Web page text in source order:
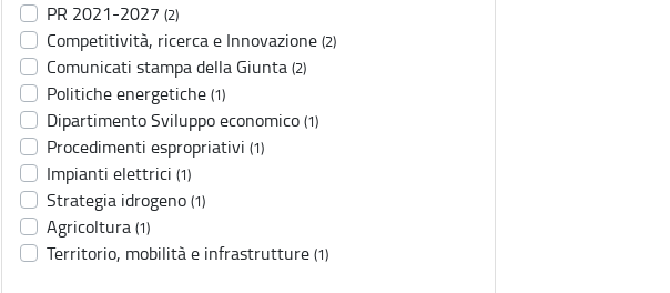
PR 2021-2027 (2)
Competitività, ricerca e Innovazione (2)
Comunicati stampa della Giunta (2)
Politiche energetiche (1)
Dipartimento Sviluppo economico (1)
Procedimenti espropriativi (1)
Impianti elettrici (1)
Strategia idrogeno (1)
Agricoltura (1)
Territorio, mobilità e infrastrutture (1)